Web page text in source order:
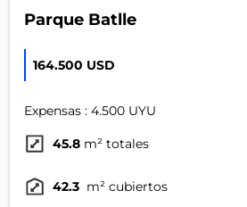
Parque Batlle
164.500 USD
Expensas : 4.500 UYU
45.8 m² totales
42.3 m² cubiertos